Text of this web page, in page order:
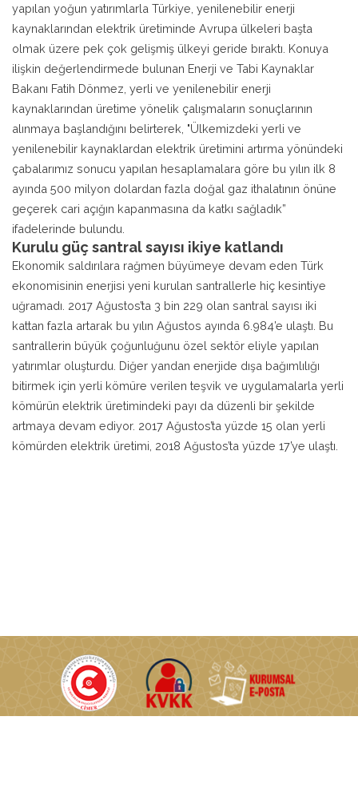
yapılan yoğun yatırımlarla Türkiye, yenilenebilir enerji
kaynaklarından elektrik üretiminde Avrupa ülkeleri başta
olmak üzere pek çok gelişmiş ülkeyi geride bıraktı. Konuya
ilişkin değerlendirmede bulunan Enerji ve Tabi Kaynaklar
Bakanı Fatih Dönmez, yerli ve yenilenebilir enerji
kaynaklarından üretime yönelik çalışmaların sonuçlarının
alınmaya başlandığını belirterek, "Ülkemizdeki yerli ve
yenilenebilir kaynaklardan elektrik üretimini artırma yönündeki
çabalarımız sonucu yapılan hesaplamalara göre bu yılın ilk 8
ayında 500 milyon dolardan fazla doğal gaz ithalatının önüne
geçerek cari açığın kapanmasına da katkı sağladık”
ifadelerinde bulundu.
Kurulu güç santral sayısı ikiye katlandı
Ekonomik saldırılara rağmen büyümeye devam eden Türk
ekonomisinin enerjisi yeni kurulan santrallerle hiç kesintiye
uğramadı. 2017 Ağustos’ta 3 bin 229 olan santral sayısı iki
kattan fazla artarak bu yılın Ağustos ayında 6.984’e ulaştı. Bu
santrallerin büyük çoğunluğunu özel sektör eliyle yapılan
yatırımlar oluşturdu. Diğer yandan enerjide dışa bağımlılığı
bitirmek için yerli kömüre verilen teşvik ve uygulamalarla yerli
kömürün elektrik üretimindeki payı da düzenli bir şekilde
artmaya devam ediyor. 2017 Ağustos’ta yüzde 15 olan yerli
kömürden elektrik üretimi, 2018 Ağustos’ta yüzde 17’ye ulaştı.